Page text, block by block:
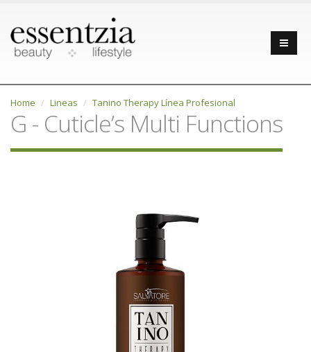
Home Lineas Tanino Therapy Línea Profesional
G - Cuticle’s Multi Functions